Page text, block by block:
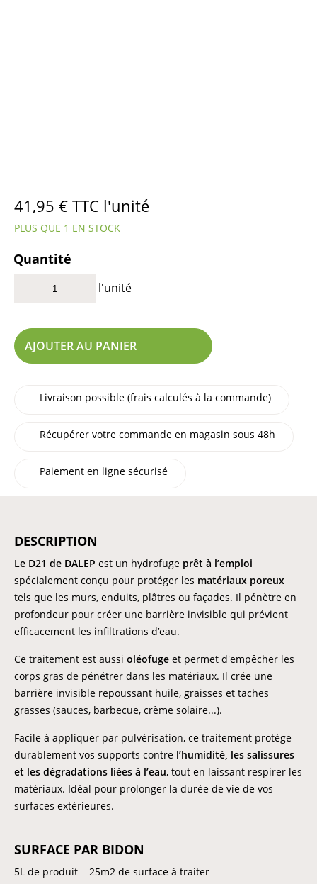
41,95 € TTC l'unité
PLUS QUE 1 EN STOCK
Quantité
l'unité
AJOUTER AU PANIER
Livraison possible (frais calculés à la commande)
Récupérer votre commande en magasin sous 48h
Paiement en ligne sécurisé
DESCRIPTION
Le D21 de DALEP est un hydrofuge prêt à l’emploi
spécialement conçu pour protéger les matériaux poreux
tels que les murs, enduits, plâtres ou façades. Il pénètre en
profondeur pour créer une barrière invisible qui prévient
efficacement les infiltrations d’eau.
Ce traitement est aussi oléofuge et permet d'empêcher les
corps gras de pénétrer dans les matériaux. Il crée une
barrière invisible repoussant huile, graisses et taches
grasses (sauces, barbecue, crème solaire...).
Facile à appliquer par pulvérisation, ce traitement protège
durablement vos supports contre l’humidité, les salissures
et les dégradations liées à l’eau, tout en laissant respirer les
matériaux. Idéal pour prolonger la durée de vie de vos
surfaces extérieures.
SURFACE PAR BIDON
5L de produit = 25m2 de surface à traiter